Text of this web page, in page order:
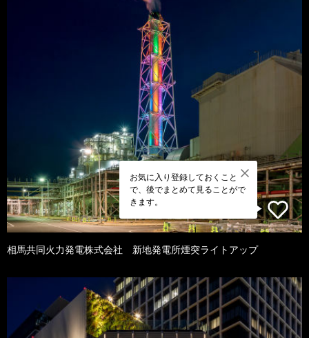
お気に入り登録しておくこと
で、後でまとめて見ることがで
きます。
相馬共同火力発電株式会社 新地発電所煙突ライトアップ